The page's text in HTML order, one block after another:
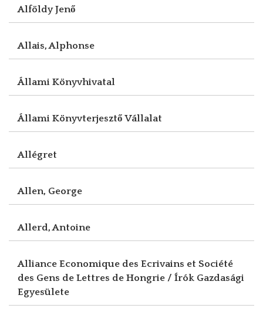
Alföldy Jenő
Allais, Alphonse
Állami Könyvhivatal
Állami Könyvterjesztő Vállalat
Allégret
Allen, George
Allerd, Antoine
Alliance Economique des Ecrivains et Société
des Gens de Lettres de Hongrie / Írók Gazdasági
Egyesülete